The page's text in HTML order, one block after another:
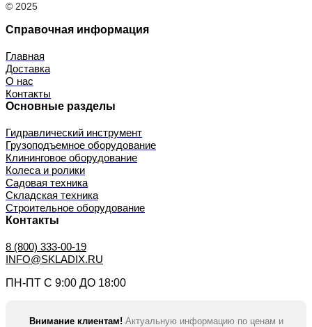
© 2025
Справочная информация
Главная
Доставка
О нас
Контакты
Основные разделы
Гидравлический инструмент
Грузоподъемное оборудование
Клининговое оборудование
Колеса и ролики
Садовая техника
Складская техника
Строительное оборудование
Контакты
8 (800) 333-00-19
INFO@SKLADIX.RU
ПН-ПТ С 9:00 ДО 18:00
Внимание клиентам! Актуальную информацию по ценам и